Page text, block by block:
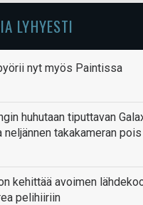
LYHYESTI
nyt myös Paintissa
huhutaan tiputtavan
neljännen takakameran pois
kehittää avoimen
pelihiiriin